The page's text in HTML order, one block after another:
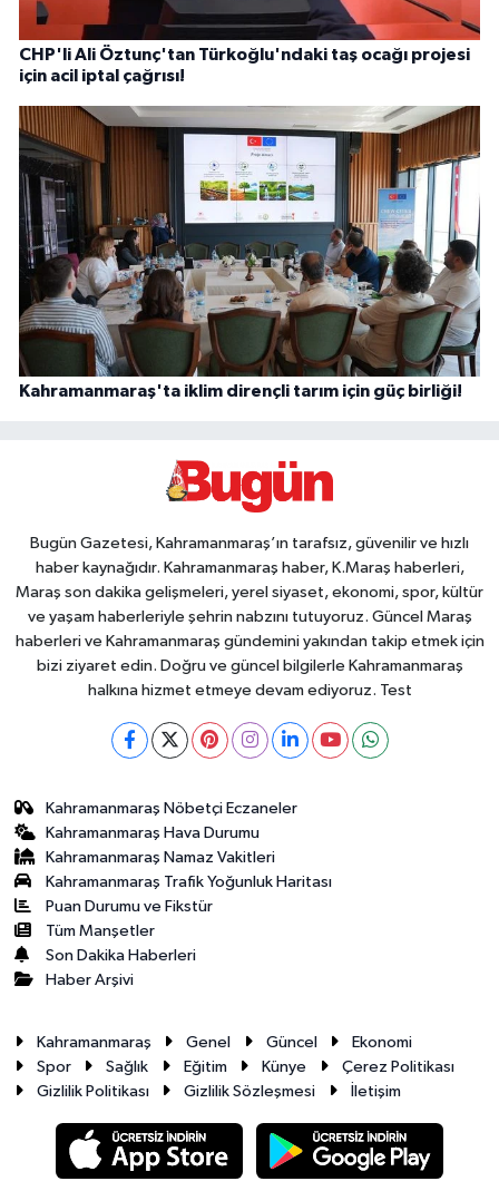
CHP'li Ali Öztunç'tan Türkoğlu'ndaki taş ocağı projesi
için acil iptal çağrısı!
Kahramanmaraş'ta iklim dirençli tarım için güç birliği!
Bugün Gazetesi, Kahramanmaraş’ın tarafsız, güvenilir ve hızlı
haber kaynağıdır. Kahramanmaraş haber, K.Maraş haberleri,
Maraş son dakika gelişmeleri, yerel siyaset, ekonomi, spor, kültür
ve yaşam haberleriyle şehrin nabzını tutuyoruz. Güncel Maraş
haberleri ve Kahramanmaraş gündemini yakından takip etmek için
bizi ziyaret edin. Doğru ve güncel bilgilerle Kahramanmaraş
halkına hizmet etmeye devam ediyoruz. Test
Kahramanmaraş Nöbetçi Eczaneler
Kahramanmaraş Hava Durumu
Kahramanmaraş Namaz Vakitleri
Kahramanmaraş Trafik Yoğunluk Haritası
Puan Durumu ve Fikstür
Tüm Manşetler
Son Dakika Haberleri
Haber Arşivi
Kahramanmaraş Genel Güncel
Ekonomi
Spor
Sağlık Eğitim Künye
Çerez Politikası
Gizlilik Politikası
Gizlilik Sözleşmesi İletişim